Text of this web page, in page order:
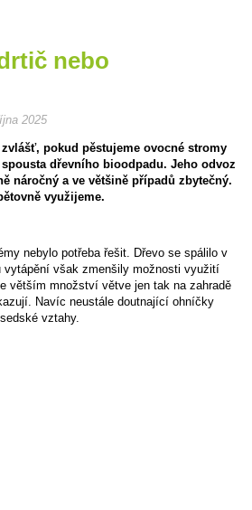
nebo
2025
pokud pěstujeme ovocné stromy
dřevního bioodpadu. Jeho odvoz
náročný a ve většině případů zbytečný.
využijeme.
nebylo potřeba řešit. Dřevo se spálilo v
vytápění však zmenšily možnosti využití
větším množství větve jen tak na zahradě
Navíc neustále doutnající ohníčky
vztahy.